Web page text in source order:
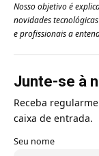
Nosso objetivo é
novidades
e profissionais a
Junte-se à
Receba
caixa de entrada.
Seu nome